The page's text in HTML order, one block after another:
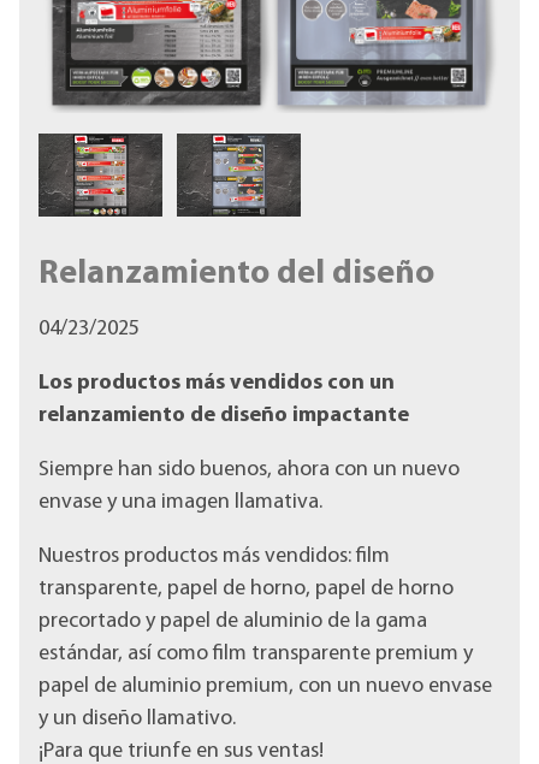
Relanzamiento del diseño
04/23/2025
Los productos más vendidos con un
relanzamiento de diseño impactante
Siempre han sido buenos, ahora con un nuevo
envase y una imagen llamativa.
Nuestros productos más vendidos: film
transparente, papel de horno, papel de horno
precortado y papel de aluminio de la gama
estándar, así como film transparente premium y
papel de aluminio premium, con un nuevo envase
y un diseño llamativo.
¡Para que triunfe en sus ventas!